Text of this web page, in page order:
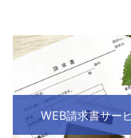
WEB請求書サー